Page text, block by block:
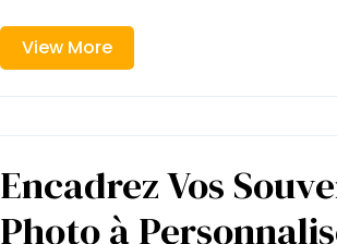
View MoreView
More
Encadrez Vos
Photo à